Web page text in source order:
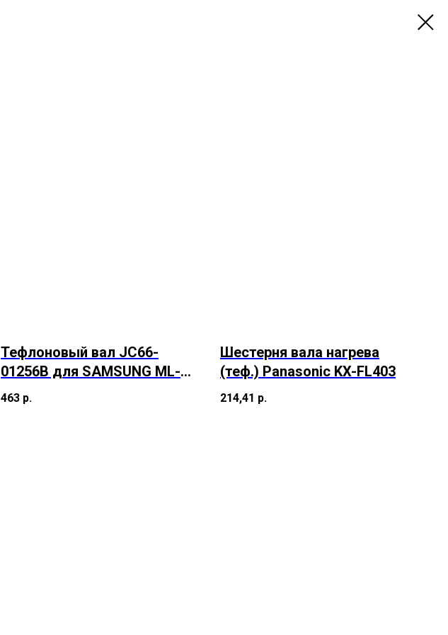
Тефлоновый вал JC66-
01256B для SAMSUNG ML-
2851ND (CET), CET3674
463 р.
Шестерня вала нагрева
(теф.) Panasonic KX-FL403
214,41 р.